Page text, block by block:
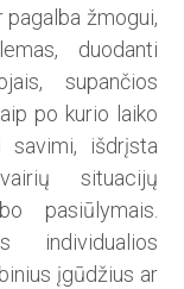
žmogui,
duodanti
supančios
po kurio laiko
savimi, išdrįsta
situacijų
pasiūlymais.
individualios
įgūdžius ar